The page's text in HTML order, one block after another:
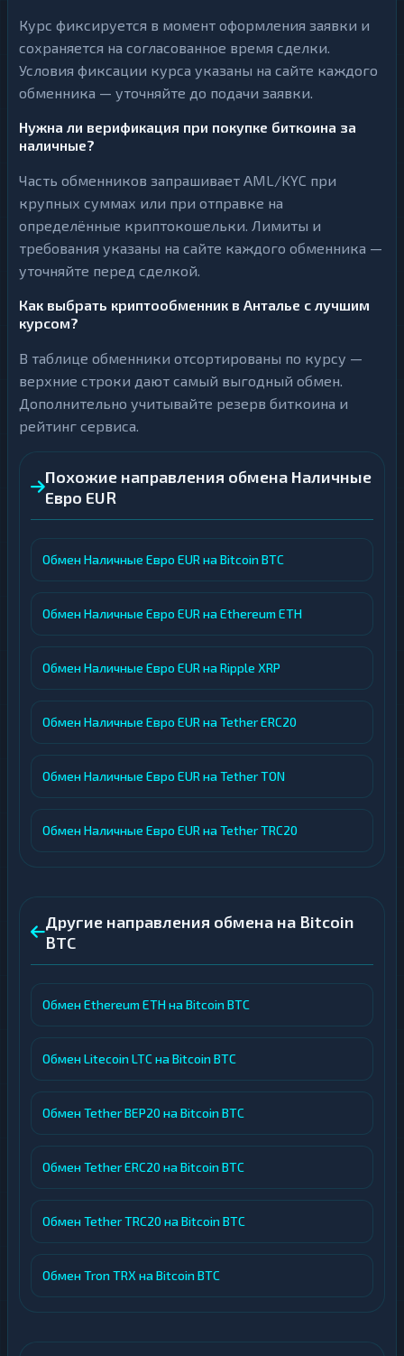
Курс фиксируется в момент оформления заявки и
сохраняется на согласованное время сделки.
Условия фиксации курса указаны на сайте каждого
обменника — уточняйте до подачи заявки.
Нужна ли верификация при покупке биткоина за
наличные?
Часть обменников запрашивает AML/KYC при
крупных суммах или при отправке на
определённые криптокошельки. Лимиты и
требования указаны на сайте каждого обменника —
уточняйте перед сделкой.
Как выбрать криптообменник в Анталье с лучшим
курсом?
В таблице обменники отсортированы по курсу —
верхние строки дают самый выгодный обмен.
Дополнительно учитывайте резерв биткоина и
рейтинг сервиса.
Похожие направления обмена Наличные
Евро EUR
Обмен Наличные Евро EUR на Bitcoin BTC
Обмен Наличные Евро EUR на Ethereum ETH
Обмен Наличные Евро EUR на Ripple XRP
Обмен Наличные Евро EUR на Tether ERC20
Обмен Наличные Евро EUR на Tether TON
Обмен Наличные Евро EUR на Tether TRC20
Другие направления обмена на Bitcoin
BTC
Обмен Ethereum ETH на Bitcoin BTC
Обмен Litecoin LTC на Bitcoin BTC
Обмен Tether BEP20 на Bitcoin BTC
Обмен Tether ERC20 на Bitcoin BTC
Обмен Tether TRC20 на Bitcoin BTC
Обмен Tron TRX на Bitcoin BTC